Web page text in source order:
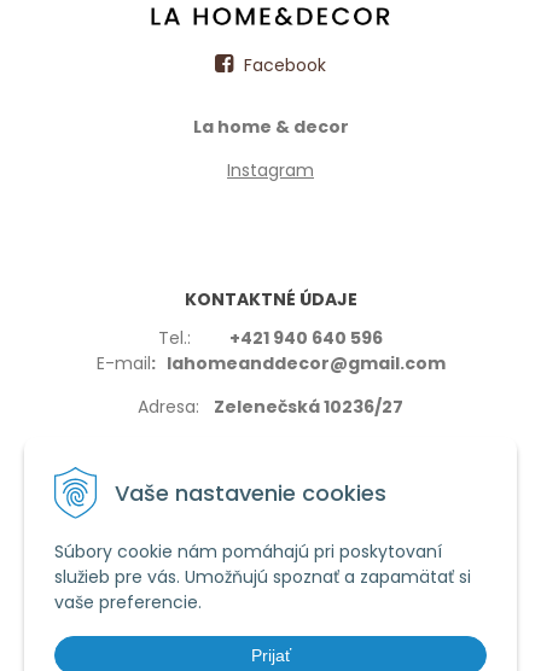
Vaše nastavenie cookies
Súbory cookie nám pomáhajú pri poskytovaní
služieb pre vás. Umožňujú spoznať a zapamätať si
vaše preferencie.
Prijať
Facebook
La home & decor
Instagram
KONTAKTNÉ ÚDAJE
Tel.: +421 940 640 596
E-mail: lahomeanddecor@gmail.com
Adresa: Zelenečská 10236/27
VŠETKO O NÁKUPE
Používanie cookies